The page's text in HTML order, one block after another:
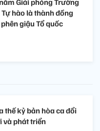
Tự hào là thành đồng
giậu Tổ quốc
thế kỷ bản hòa ca đổi
và phát triển